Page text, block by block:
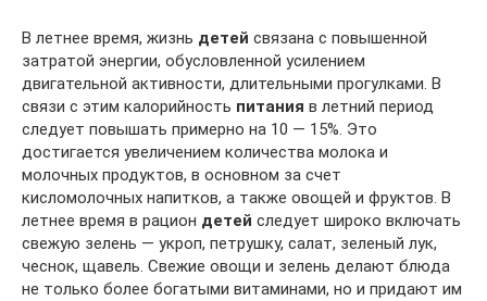
В летнее время, жизнь детей связана с повышенной
затратой энергии, обусловленной усилением
двигательной активности, длительными прогулками. В
связи с этим калорийность питания в летний период
следует повышать примерно на 10 — 15%. Это
достигается увеличением количества молока и
молочных продуктов, в основном за счет
кисломолочных напитков, а также овощей и фруктов. В
летнее время в рацион детей следует широко включать
свежую зелень — укроп, петрушку, салат, зеленый лук,
чеснок, щавель. Свежие овощи и зелень делают блюда
не только более богатыми витаминами, но и придают им